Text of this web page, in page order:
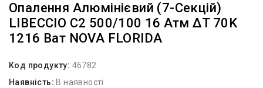
Опалення Алюмінієвий (7-Секцій)
LIBECCIO C2 500/100 16 Атм ΔT 70K
1216 Ват NOVA FLORIDA
Код продукту: 46782
Наявність: В наявності